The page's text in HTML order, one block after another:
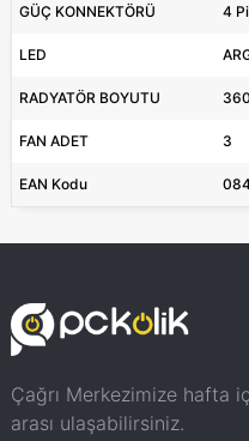
GÜÇ KONNEKTÖRÜ 4
LED
RADYATÖR BOYUTU
FAN ADET 3
EAN Kodu
Çağrı Merkezimize hafta
arası ulaşabilirsiniz.